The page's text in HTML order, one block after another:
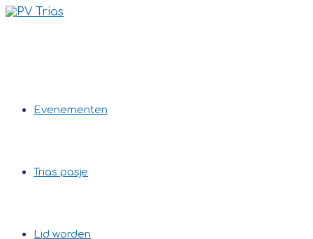
Ga
Evenementen
Trias pasje
Lid worden